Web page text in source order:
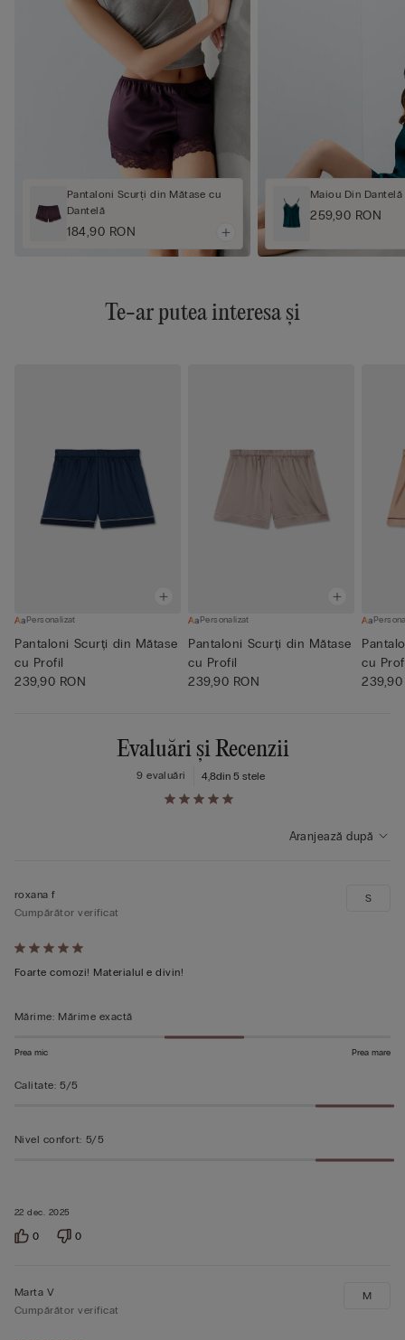
Pantaloni Scurți din Mătase cu
Dantelă
184,90 RON
Maiou Din
259,90 RON
Te-ar putea interesa și
Personalizat
Pantaloni Scurți din Mătase
cu Profil
239,90 RON
Personalizat
Pantaloni Scurți din Mătase
cu Profil
239,90 RON
cu
239,90
Evaluări și Recenzii
4,8din 5 stele
9 evaluări
Aranjează după
Evaluat
5
5
22 dec. 2025
roxana f
Cumpărător verificat
Foarte comozi! Materialul e divin!
S
Mărime: Mărime exactă
Prea mic Prea mare
Calitate: 5/5
Nivel confort: 5/5
0 0
Marta V
Cumpărător verificat
M